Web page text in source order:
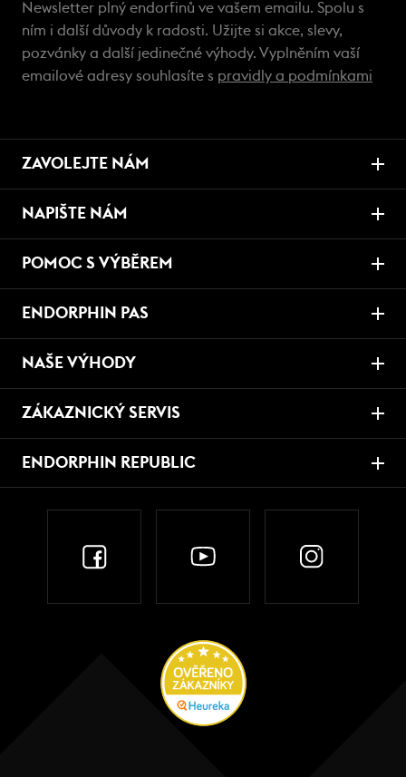
Newsletter plný endorfinů ve vašem emailu. Spolu s
ním i další důvody k radosti. Užijte si akce, slevy,
pozvánky a další jedinečné výhody. Vyplněním vaší
emailové adresy souhlasíte s pravidly a podmínkami
ZAVOLEJTE NÁM
NAPIŠTE NÁM
POMOC S VÝBĚREM
ENDORPHIN PAS
NAŠE VÝHODY
ZÁKAZNICKÝ SERVIS
ENDORPHIN REPUBLIC